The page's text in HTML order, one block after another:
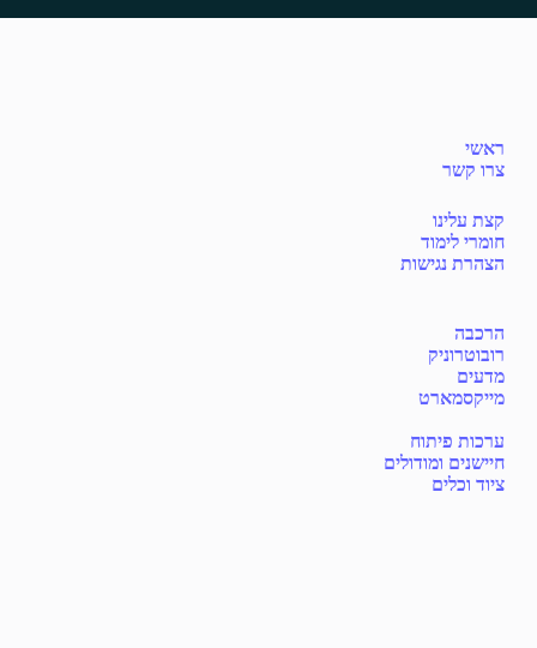
ראשי
צרו קשר
קצת עלינו
חומרי לימוד
הצהרת נגישות
הרכבה
רובוטרוניק
מדעים
מייקסמארט
ערכות פיתוח
חיישנים ומודולים
ציוד וכלים